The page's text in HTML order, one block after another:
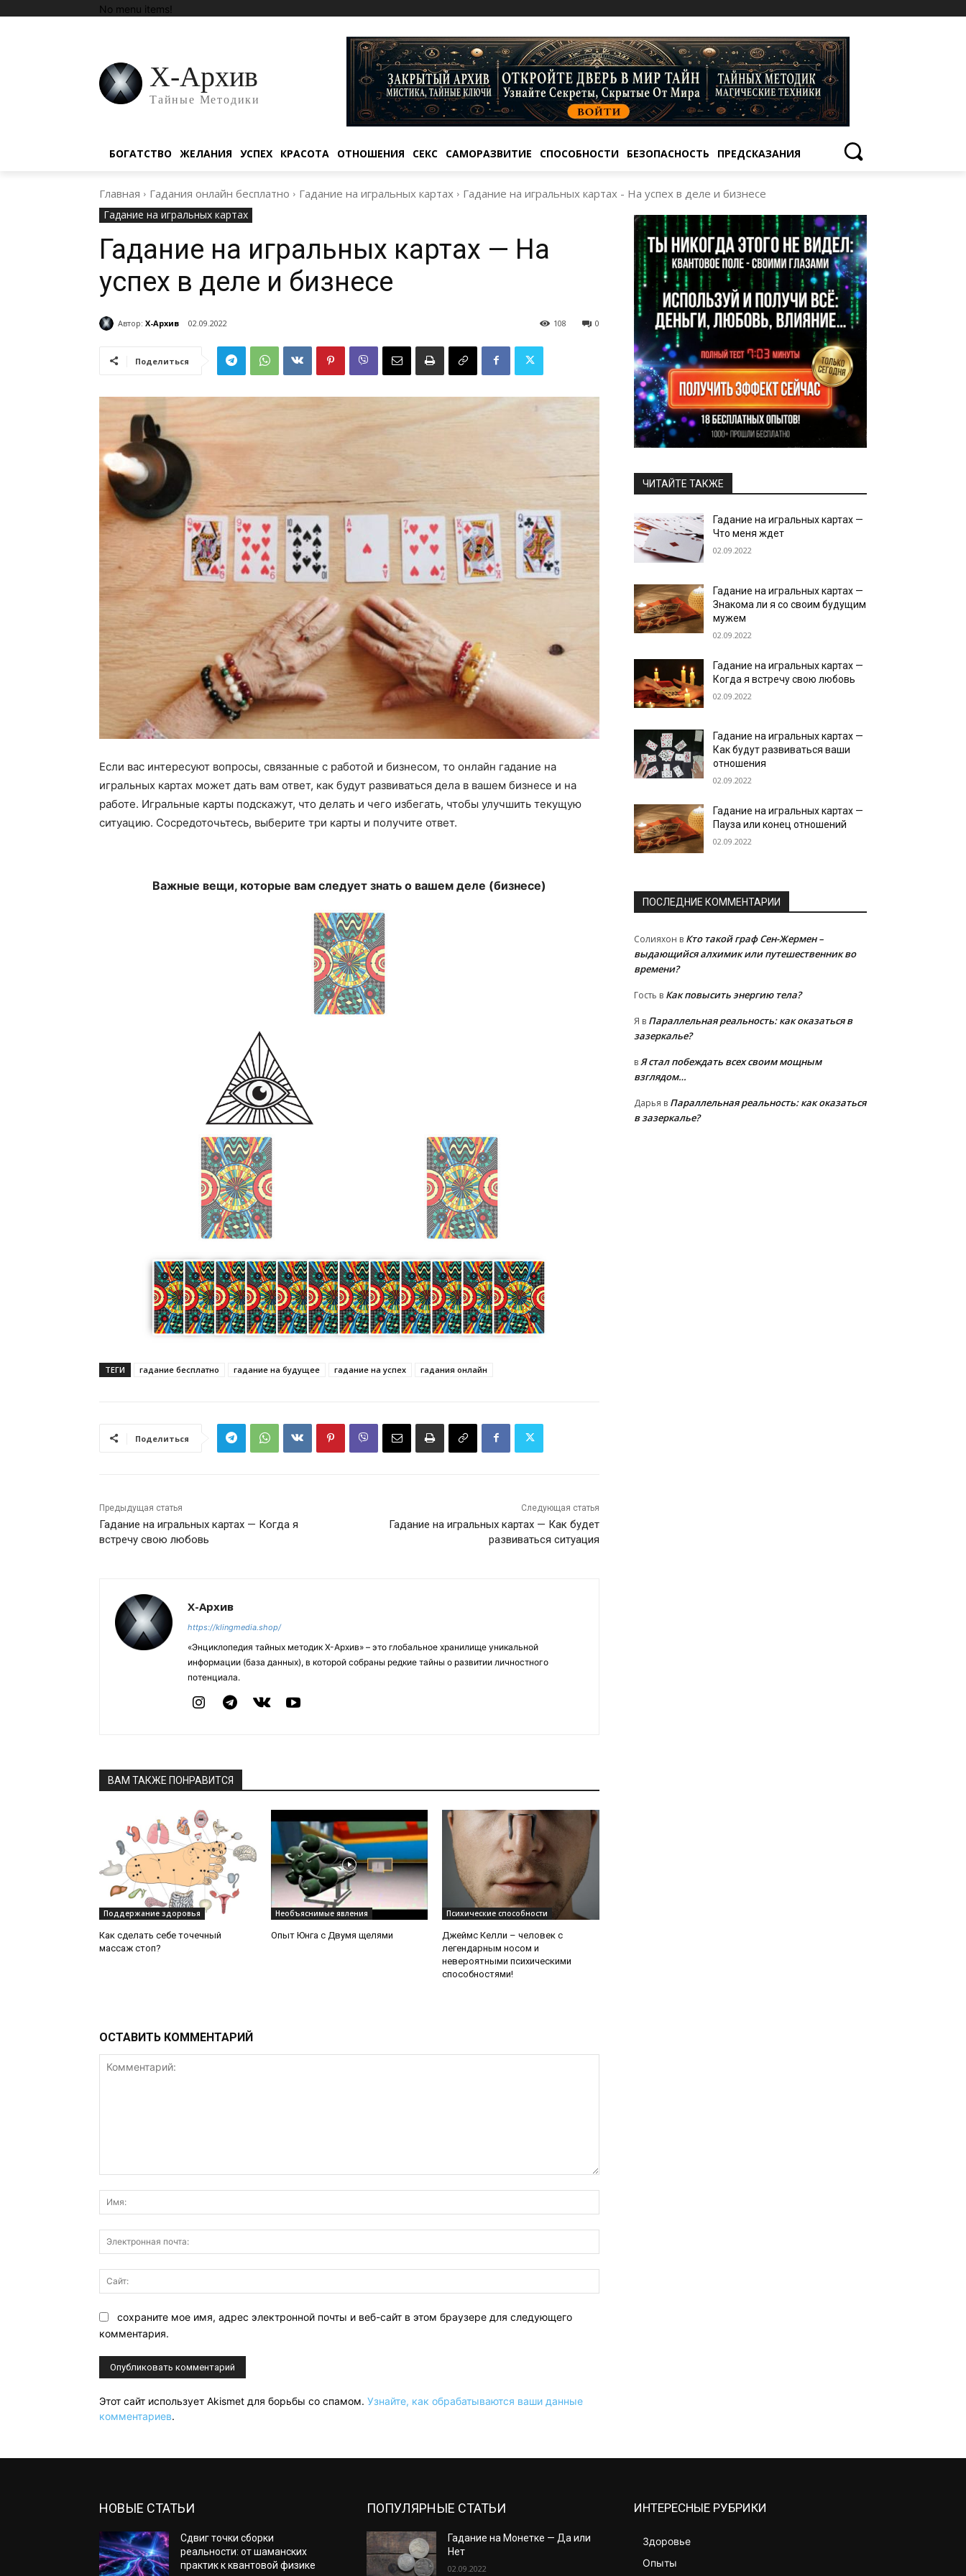
No menu items!
Х-Архив
Тайные Методики
БОГАТСТВО ЖЕЛАНИЯ УСПЕХ КРАСОТА ОТНОШЕНИЯ СЕКС САМОРАЗВИТИЕ СПОСОБНОСТИ БЕЗОПАСНОСТЬ ПРЕДСКАЗАНИЯ
Главная Гадания онлайн бесплатно Гадание на игральных картах Гадание на игральных картах - На успех в деле и бизнесе
Гадание на игральных картах
Гадание на игральных картах — На
успех в деле и бизнесе
Автор: Х-Архив 02.09.2022 0
108
Поделиться
Если вас интересуют вопросы, связанные с работой и бизнесом, то онлайн гадание на
игральных картах может дать вам ответ, как будут развиваться дела в вашем бизнесе и на
работе. Игральные карты подскажут, что делать и чего избегать, чтобы улучшить текущую
ситуацию. Сосредоточьтесь, выберите три карты и получите ответ.
Важные вещи, которые вам следует знать о вашем деле (бизнесе)
ТЕГИ гадание бесплатно гадание на будущее гадание на успех гадания онлайн
Поделиться
Предыдущая статья
Гадание на игральных картах — Когда я
встречу свою любовь
Следующая статья
Гадание на игральных картах — Как будет
развиваться ситуация
Х-Архив
https://klingmedia.shop/
«Энциклопедия тайных методик Х-Архив» – это глобальное хранилище уникальной
информации (база данных), в которой собраны редкие тайны о развитии личностного
потенциала.
ВАМ ТАКЖЕ ПОНРАВИТСЯ
Поддержание здоровья
Как сделать себе точечный
массаж стоп?
Необъяснимые явления
Опыт Юнга с Двумя щелями
Психические способности
Джеймс Келли – человек с
легендарным носом и
невероятными психическими
способностями!
ОСТАВИТЬ КОММЕНТАРИЙ
почта:
сохраните мое имя, адрес электронной почты и веб-сайт в этом браузере для следующего
комментария.
Этот сайт использует Akismet для борьбы со спамом. Узнайте, как обрабатываются ваши данные
комментариев.
ЧИТАЙТЕ ТАКЖЕ
Гадание на игральных картах —
Что меня ждет
02.09.2022
Гадание на игральных картах —
Знакома ли я со своим будущим
мужем
02.09.2022
Гадание на игральных картах —
Когда я встречу свою любовь
02.09.2022
Гадание на игральных картах —
Как будут развиваться ваши
отношения
02.09.2022
Гадание на игральных картах —
Пауза или конец отношений
02.09.2022
ПОСЛЕДНИЕ КОММЕНТАРИИ
Солияхон в Кто такой граф Сен-Жермен –
выдающийся алхимик или путешественник во
времени?
Гость в Как повысить энергию тела?
Я в Параллельная реальность: как оказаться в
зазеркалье?
в Я стал побеждать всех своим мощным
взглядом…
Дарья в Параллельная реальность: как оказаться
в зазеркалье?
НОВЫЕ СТАТЬИ
Сдвиг точки сборки
реальности: от шаманских
практик к квантовой физике
ПОПУЛЯРНЫЕ СТАТЬИ
Гадание на Монетке — Да или
Нет
02.09.2022
ИНТЕРЕСНЫЕ РУБРИКИ
Здоровье
Опыты